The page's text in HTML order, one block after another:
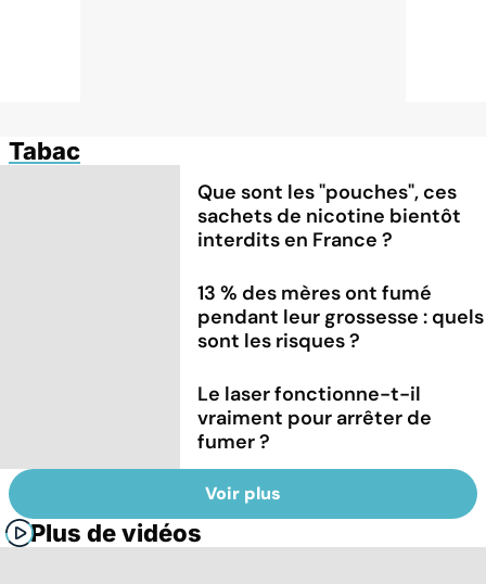
Tabac
Que sont les "pouches", ces
sachets de nicotine bientôt
interdits en France ?
13 % des mères ont fumé
pendant leur grossesse : quels
sont les risques ?
Le laser fonctionne-t-il
vraiment pour arrêter de
fumer ?
Voir plus
Plus de vidéos